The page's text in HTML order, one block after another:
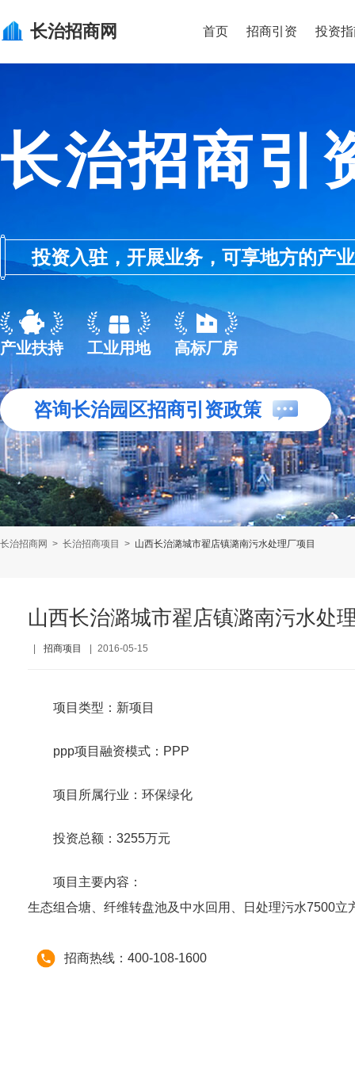
长治招商网 首页 招商引资 投资
长治招商引
投资入驻，开展业务，可享地方的产
产业扶持 工业用地 高标厂房
咨询长治园区招商引资政策
长治招商网 > 长治招商项目 > 山西长治潞城市翟店镇潞南污水处理厂项目
山西长治潞城市翟店镇潞南污水处
招商项目 2016-05-15
项目类型：新项目
ppp项目融资模式：PPP
项目所属行业：环保绿化
投资总额：3255万元
项目主要内容：
生态组合塘、纤维转盘池及中水回用、日处理污水7500立
招商热线：400-108-1600